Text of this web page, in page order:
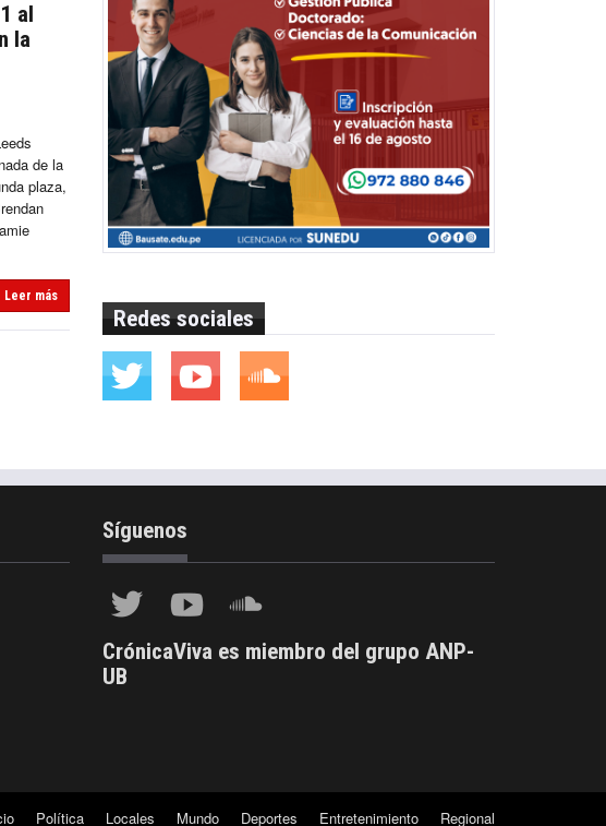
al
la
de la
plaza,
Leer más
Redes sociales
Síguenos
CrónicaViva es miembro del grupo ANP-
UB
Política Locales Mundo Deportes Entretenimiento Regional